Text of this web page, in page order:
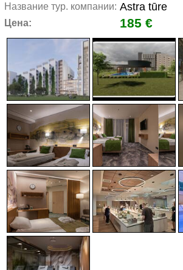
Название тур. компании: Astra tūre
Цена: 185 €